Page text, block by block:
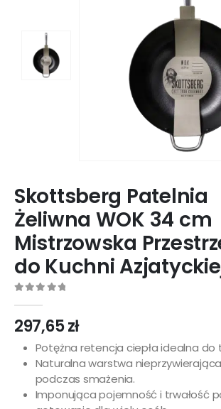
Skottsberg Patelnia
Żeliwna WOK 34 cm
Mistrzowska
do Kuchni
297,65zł
Potężna retencja ciepła idealna do
Naturalna warstwa
podczas smażenia.
Imponująca pojemność i trwałość